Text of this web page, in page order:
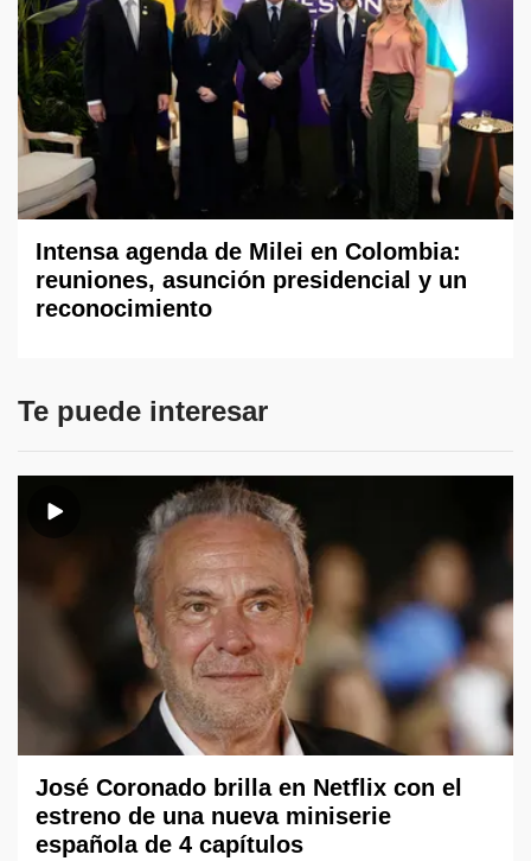
Intensa agenda de Milei en Colombia:
reuniones, asunción presidencial y un
reconocimiento
Te puede interesar
José Coronado brilla en Netflix con el
estreno de una nueva miniserie
española de 4 capítulos